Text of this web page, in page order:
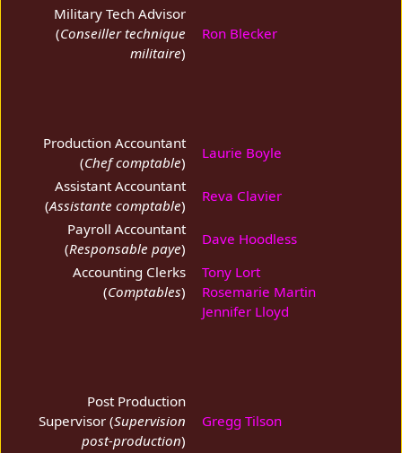
Military Tech Advisor
(Conseiller technique
militaire)
Ron Blecker
Production Accountant
(Chef comptable)
Laurie Boyle
Assistant Accountant
(Assistante comptable)
Reva Clavier
Payroll Accountant
(Responsable paye)
Dave Hoodless
Accounting Clerks
(Comptables)
Tony Lort
Rosemarie Martin
Jennifer Lloyd
Post Production
Supervisor (Supervision
post-production)
Gregg Tilson